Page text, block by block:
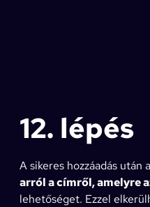
12. lépés
A sikeres hozzáadás után
arról a címről, amelyre
lehetőséget. Ezzel